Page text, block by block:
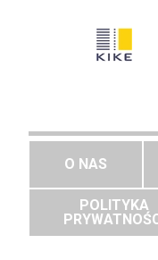
O NAS
POLITYKA